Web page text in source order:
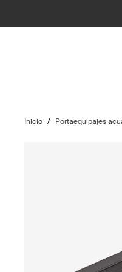
Inicio / Portaequipajes